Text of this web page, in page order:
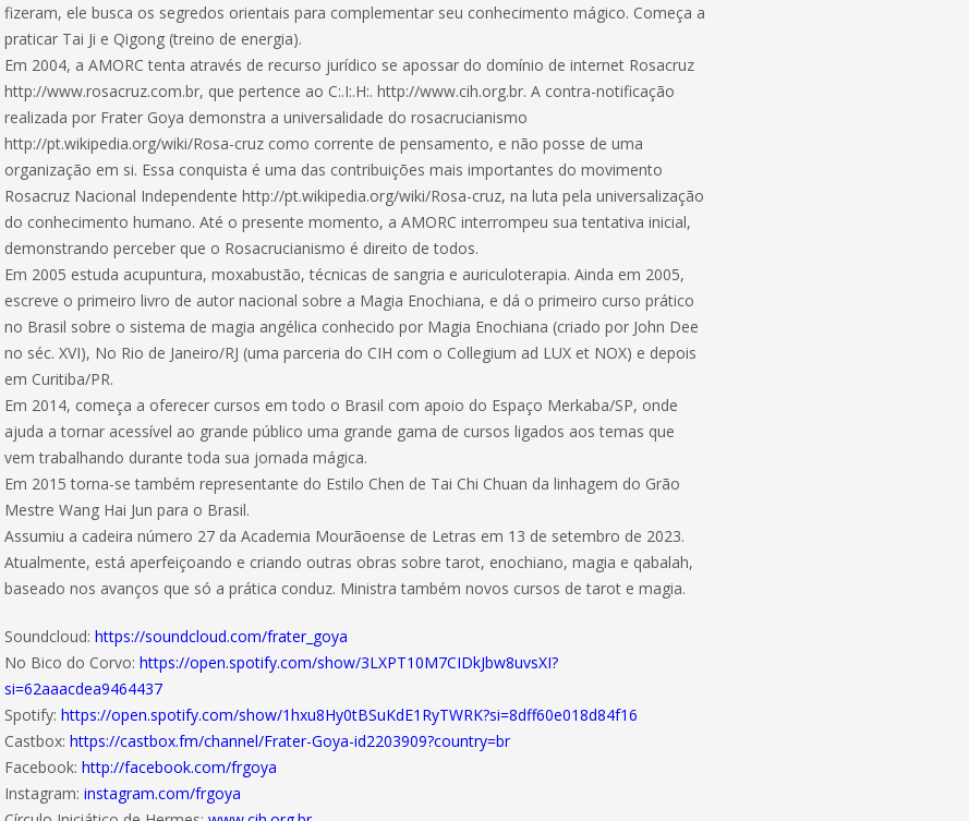
fizeram, ele busca os segredos orientais para complementar seu conhecimento mágico. Começa a
praticar Tai Ji e Qigong (treino de energia).
Em 2004, a AMORC tenta através de recurso jurídico se apossar do domínio de internet Rosacruz
http://www.rosacruz.com.br, que pertence ao C:.I:.H:. http://www.cih.org.br. A contra-notificação
realizada por Frater Goya demonstra a universalidade do rosacrucianismo
http://pt.wikipedia.org/wiki/Rosa-cruz como corrente de pensamento, e não posse de uma
organização em si. Essa conquista é uma das contribuições mais importantes do movimento
Rosacruz Nacional Independente http://pt.wikipedia.org/wiki/Rosa-cruz, na luta pela universalização
do conhecimento humano. Até o presente momento, a AMORC interrompeu sua tentativa inicial,
demonstrando perceber que o Rosacrucianismo é direito de todos.
Em 2005 estuda acupuntura, moxabustão, técnicas de sangria e auriculoterapia. Ainda em 2005,
escreve o primeiro livro de autor nacional sobre a Magia Enochiana, e dá o primeiro curso prático
no Brasil sobre o sistema de magia angélica conhecido por Magia Enochiana (criado por John Dee
no séc. XVI), No Rio de Janeiro/RJ (uma parceria do CIH com o Collegium ad LUX et NOX) e depois
em Curitiba/PR.
Em 2014, começa a oferecer cursos em todo o Brasil com apoio do Espaço Merkaba/SP, onde
ajuda a tornar acessível ao grande público uma grande gama de cursos ligados aos temas que
vem trabalhando durante toda sua jornada mágica.
Em 2015 torna-se também representante do Estilo Chen de Tai Chi Chuan da linhagem do Grão
Mestre Wang Hai Jun para o Brasil.
Assumiu a cadeira número 27 da Academia Mourãoense de Letras em 13 de setembro de 2023.
Atualmente, está aperfeiçoando e criando outras obras sobre tarot, enochiano, magia e qabalah,
baseado nos avanços que só a prática conduz. Ministra também novos cursos de tarot e magia.
Soundcloud:https://soundcloud.com/frater_goya
No Bico do Corvo:https://open.spotify.com/show/3LXPT10M7CIDkJbw8uvsXI?
si=62aaacdea9464437
Spotify:https://open.spotify.com/show/1hxu8Hy0tBSuKdE1RyTWRK?si=8dff60e018d84f16
Castbox:https://castbox.fm/channel/Frater-Goya-id2203909?country=br
Facebook:http://facebook.com/frgoya
Instagram:instagram.com/frgoya